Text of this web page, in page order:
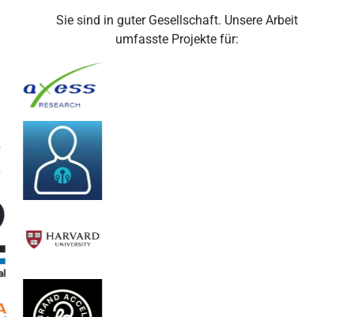
Sie sind in guter Gesellschaft. Unsere Arbeit
umfasste Projekte für: